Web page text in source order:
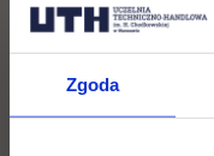
Zgoda